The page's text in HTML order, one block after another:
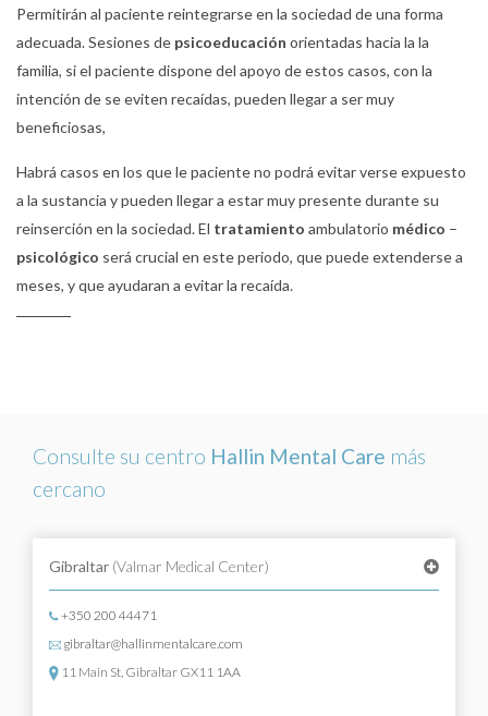
Permitirán al paciente reintegrarse en la sociedad de una forma
adecuada. Sesiones de psicoeducación orientadas hacia la la
familia, si el paciente dispone del apoyo de estos casos, con la
intención de se eviten recaídas, pueden llegar a ser muy
beneficiosas,
Habrá casos en los que le paciente no podrá evitar verse expuesto
a la sustancia y pueden llegar a estar muy presente durante su
reinserción en la sociedad. El tratamiento ambulatorio médico –
psicológico será crucial en este periodo, que puede extenderse a
meses, y que ayudaran a evitar la recaída.
Consulte su centro Hallin Mental Care más
cercano
Gibraltar (Valmar Medical Center)
+350 200 44471
gibraltar@hallinmentalcare.com
11 Main St, Gibraltar GX11 1AA